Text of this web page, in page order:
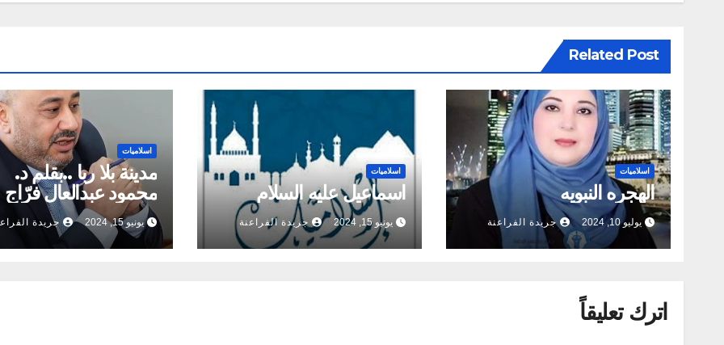
Related Post
اسلاميات
الهجره النبويه
يوليو 10, 2024 جريدة الفراعنة
اسلاميات
اسماعيل عليه السلام
يونيو 15, 2024 جريدة الفراعنة
اسلاميات
مدينة بلا ربا ..بقلم د.
محمود عبدالعال فرّاج
يونيو 15, 2024 جريدة
اترك تعليقاً